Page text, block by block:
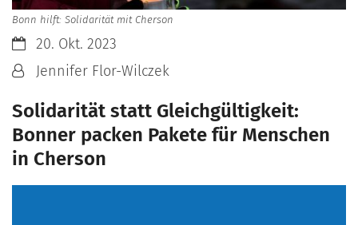
Bonn hilft: Solidarität mit Cherson
Datum:20. Okt. 2023
Von:Jennifer Flor-Wilczek
Solidarität statt Gleichgültigkeit:
Bonner packen Pakete für Menschen
in Cherson